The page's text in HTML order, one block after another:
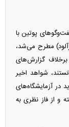
پوتین با
مطرح می‌شد،
گزارش‌های
شواهد اخیر
در آزمایشگاه‌های
و از فاز نظری به